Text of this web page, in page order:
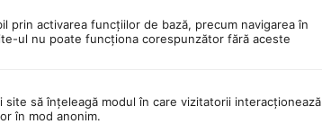
prin activarea funcţiilor de bază, precum navigarea în
ul nu poate funcţiona corespunzător fără aceste
să înţeleagă modul în care vizitatorii interacţionează
în mod anonim.